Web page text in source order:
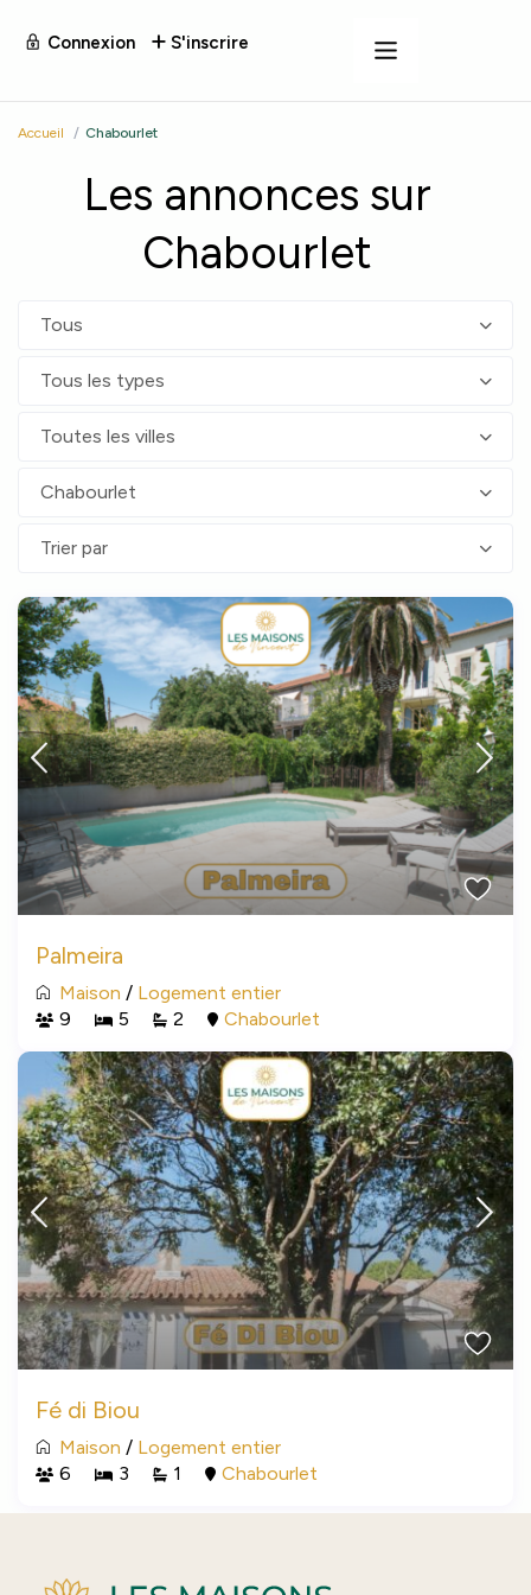
Connexion S'inscrire
Accueil Chabourlet
Les annonces sur
Chabourlet
Tous
Tous les types
Toutes les villes
Chabourlet
Trier par
Palmeira
Maison / Logement entier
9
5 2 Chabourlet
Fé di Biou
Maison / Logement entier
6
3 1 Chabourlet